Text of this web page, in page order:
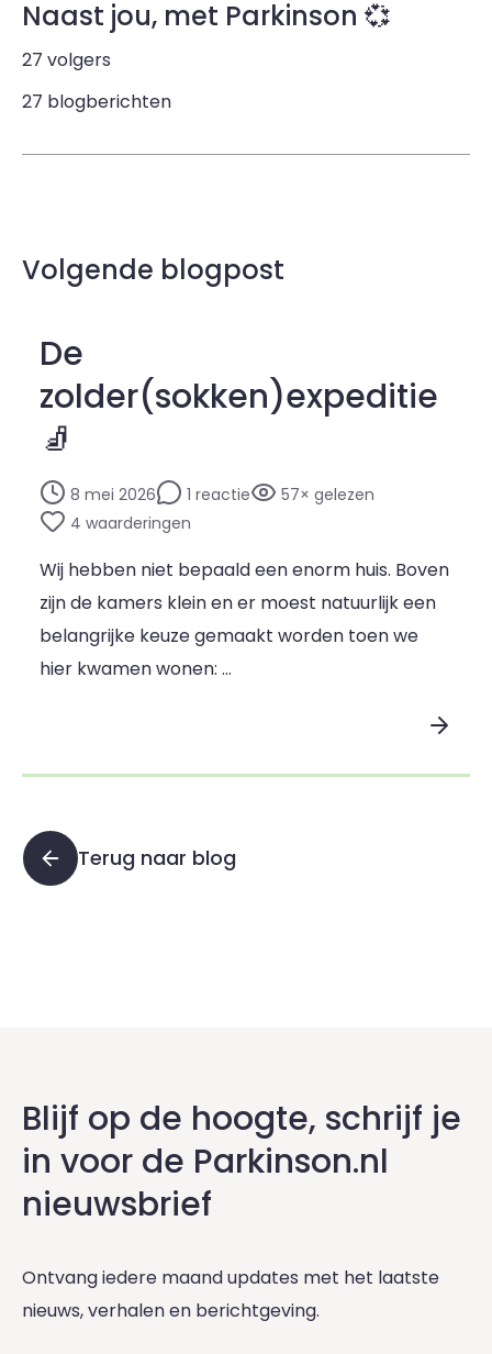
Naast jou, met Parkinson 💞
27 volgers
27 blogberichten
Volgende blogpost
De
zolder(sokken)expeditie
🧦
8 mei 2026 1 reactie
57× gelezen
4 waarderingen
Wij hebben niet bepaald een enorm huis. Boven
zijn de kamers klein en er moest natuurlijk een
belangrijke keuze gemaakt worden toen we
hier kwamen wonen: …
Terug naar blog
Blijf op de hoogte, schrijf je
in voor de Parkinson.nl
nieuwsbrief
Ontvang iedere maand updates met het laatste
nieuws, verhalen en berichtgeving.